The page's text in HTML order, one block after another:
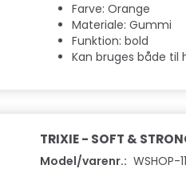
Farve: Orange
Materiale: Gummi
Funktion: bold
Kan bruges både
TRIXIE - SOFT &
Model/varenr.: WSHOP-